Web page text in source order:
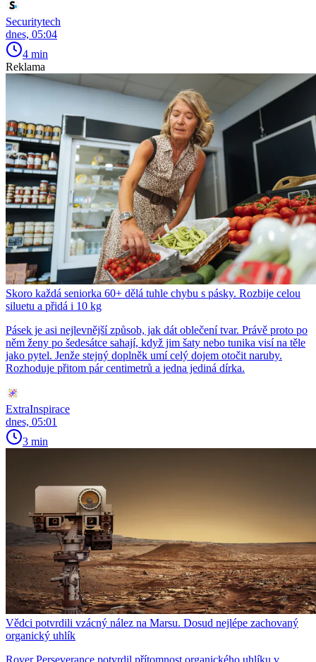
Securitytech
dnes, 05:04
4 min
Reklama
Skoro každá seniorka 60+ dělá tuhle chybu s pásky. Rozbije celou
siluetu a přidá i 10 kg
Pásek je asi nejlevnější způsob, jak dát oblečení tvar. Právě proto po
něm ženy po šedesátce sahají, když jim šaty nebo tunika visí na těle
jako pytel. Jenže stejný doplněk umí celý dojem otočit naruby.
Rozhoduje přitom pár centimetrů a jedna jediná dírka.
ExtraInspirace
dnes, 05:01
3 min
Vědci potvrdili vzácný nález na Marsu. Dosud nejlépe zachovaný
organický uhlík
Rover Perseverance potvrdil přítomnost organického uhlíku v